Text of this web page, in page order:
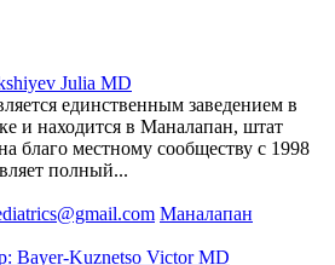
Julia MD
единственным заведением в
и находится в Маналапан, штат
благо местному сообществу с 1998
полный...
Маналапан
Bayer-Kuznetso Victor MD